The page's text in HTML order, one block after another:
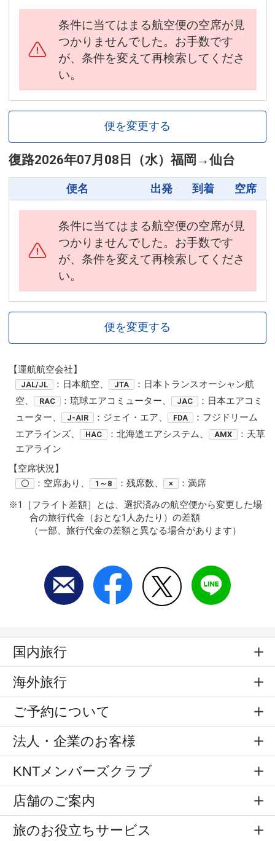
条件に当てはまる航空便の空席が見
つかりませんでした。お手数です
が、条件を変えて再検索してくださ
い。
便を変更する
復路2026年07月08日（水）福岡 →仙台
便名 出発 到着 空席
条件に当てはまる航空便の空席が見
つかりませんでした。お手数です
が、条件を変えて再検索してくださ
い。
便を変更する
【運航航空会社】
JAL/JL ：日本航空、 JTA
：日本トランスオーシャン航
空、
RAC ：琉球エアコミューター、 JAC
：日本エアコミ
ューター、
J-AIR ：ジェイ・エア、 FDA
：フジドリーム
エアラインズ、
HAC ：北海道エアシステム、 AMX
：天草
エアライン
【空席状況】
〇 ：空席あり、 1～8 ：残席数、 ×
：満席
※1［フライト差額］とは、選択済みの航空便から変更した場
合の旅行代金（おとな1人あたり）の差額
（一部、旅行代金の差額と異なる場合があります）
国内旅行
海外旅行
ご予約について
法人・企業のお客様
KNTメンバーズクラブ
店舗のご案内
旅のお役立ちサービス